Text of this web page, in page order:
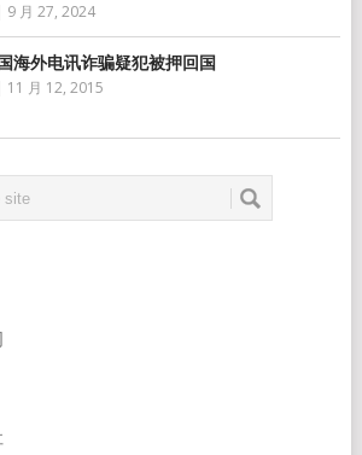
9 月 27, 2024
海外电讯诈骗疑犯被押回国
11 月 12, 2015